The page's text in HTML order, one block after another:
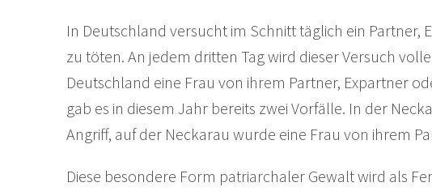
In Deutschland versucht im Schnitt täglich ein Partner,
zu töten. An jedem dritten Tag wird dieser Versuch
Deutschland eine Frau von ihrem Partner, Expartner
gab es in diesem Jahr bereits zwei Vorfälle. In der
Angriff, auf der Neckarau wurde eine Frau von ihrem
Diese besondere Form patriarchaler Gewalt wird als